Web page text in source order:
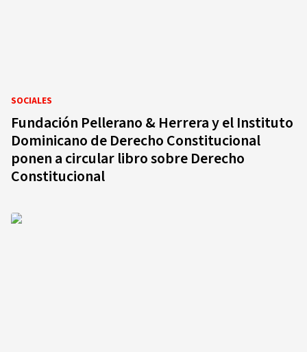
SOCIALES
Fundación Pellerano & Herrera y el Instituto
Dominicano de Derecho Constitucional
ponen a circular libro sobre Derecho
Constitucional